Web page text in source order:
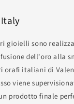
gioielli sono
dell'oro alla
orafi italiani di
viene
prodotto finale